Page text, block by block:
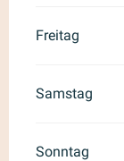
Freitag
Samstag
Sonntag